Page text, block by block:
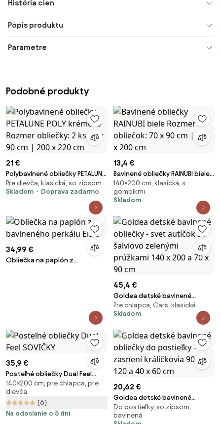
História cien
Popis produktu
Parametre
Podobné produkty
21 €
Polybavlnené obliečky PETALUNE
POLY krémové Rozmer obliečky:
2 ks 70 x 90 cm | 200 x 220 cm
Pre dievča, klasická, so zipsom
Skladom
Doprava zadarmo
13,4 €
Bavlnené obliečky RAINUBI biele
Rozmer obliečok: 70 x 90 cm |
140 x 200 cm
140×200 cm, klasická, s
gombíkmi
Skladom
34,99 €
Obliečka na paplón z
45,4 €
Goldea detské bavlnené
obliečky - svet autíčok so
šalviovo zelenými prúžkami 140
Pre chlapca, Cars, klasická
Skladom
35,9 €
Posteľné obliečky Dual Feel
SOVIČKY
140×200 cm, pre chlapca, pre
dievča
(6)
Na odoslanie o 5 dní
20,62 €
Goldea detské bavlnené
obliečky do postieľky - zasnení
králičkovia 90 x 120 a 40 x 60
Do postieľky, so zipsom,
bavlnená